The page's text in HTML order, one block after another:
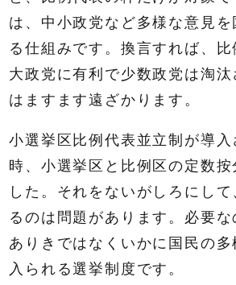
は、中小政党など多様な意見
る仕組みです。換言すれば、
大政党に有利で少数政党は淘
はますます遠ざかります。
小選挙区比例代表並立制が導
時、小選挙区と比例区の定数
した。それをないがしろにして
るのは問題があります。必要
ありきではなくいかに国民の多
入られる選挙制度です。